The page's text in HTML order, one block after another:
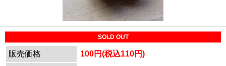
SOLD OUT
販売価格
100円(税込110円)